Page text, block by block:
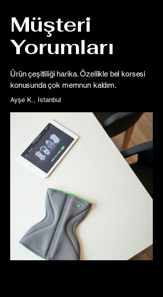
Müşteri
Yorumları
Ürün çeşitliliği harika. Özellikle bel korsesi
konusunda çok memnun kaldım.
Ayşe K., İstanbul